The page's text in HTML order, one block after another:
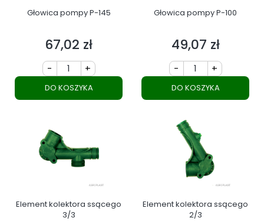
Głowica pompy P-145
Cena
67,02 zł
- +
DO KOSZYKA
Głowica pompy P-100
Cena
49,07 zł
- +
DO KOSZYKA
Element kolektora ssącego
3/3
Element kolektora ssącego
2/3